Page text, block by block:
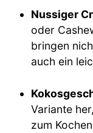
Nussiger
oder
bringen
auch ein
Variante
zum